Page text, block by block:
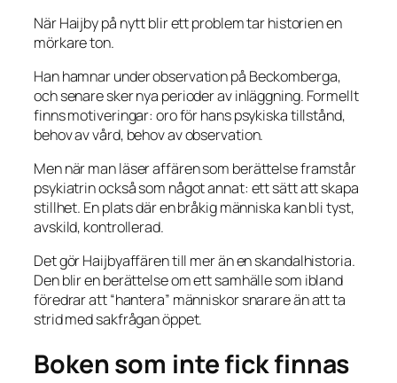
När Haijby på nytt blir ett problem tar historien en
mörkare ton.
Han hamnar under observation på Beckomberga,
och senare sker nya perioder av inläggning. Formellt
finns motiveringar: oro för hans psykiska tillstånd,
behov av vård, behov av observation.
Men när man läser affären som berättelse framstår
psykiatrin också som något annat: ett sätt att skapa
stillhet. En plats där en bråkig människa kan bli tyst,
avskild, kontrollerad.
Det gör Haijbyaffären till mer än en skandalhistoria.
Den blir en berättelse om ett samhälle som ibland
föredrar att “hantera” människor snarare än att ta
strid med sakfrågan öppet.
Boken som inte fick finnas